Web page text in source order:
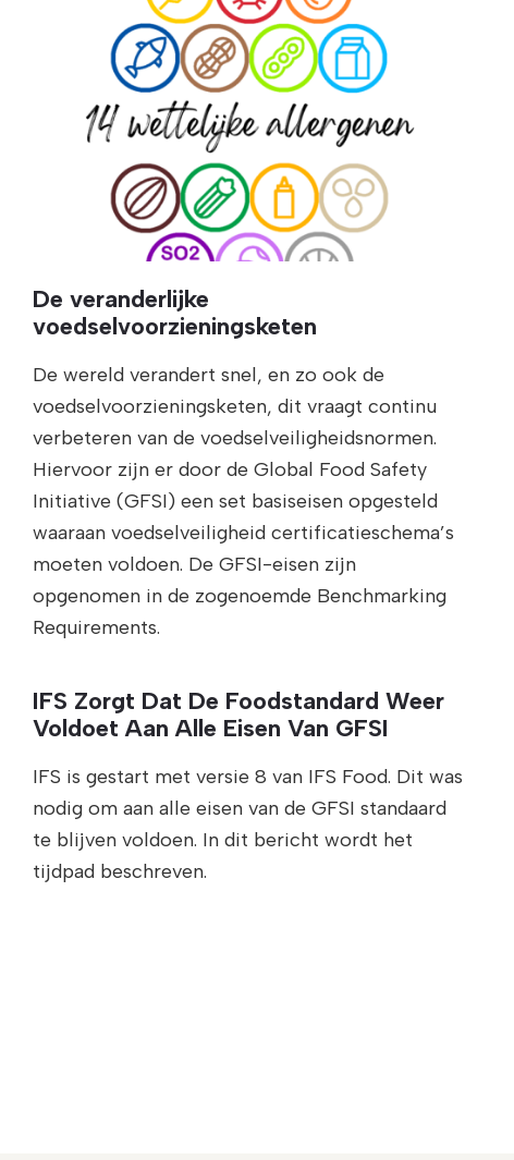
De veranderlijke
voedselvoorzieningsketen
De wereld verandert snel, en zo ook de
voedselvoorzieningsketen, dit vraagt continu
verbeteren van de voedselveiligheidsnormen.
Hiervoor zijn er door de Global Food Safety
Initiative (GFSI) een set basiseisen opgesteld
waaraan voedselveiligheid certificatieschema’s
moeten voldoen. De GFSI-eisen zijn
opgenomen in de zogenoemde Benchmarking
Requirements.
IFS Zorgt Dat De Foodstandard Weer
Voldoet Aan Alle Eisen Van GFSI
IFS is gestart met versie 8 van IFS Food. Dit was
nodig om aan alle eisen van de GFSI standaard
te blijven voldoen. In dit bericht wordt het
tijdpad beschreven.